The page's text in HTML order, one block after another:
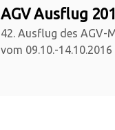
AGV Ausflug
42. Ausflug des AGV-
vom 09.10.-